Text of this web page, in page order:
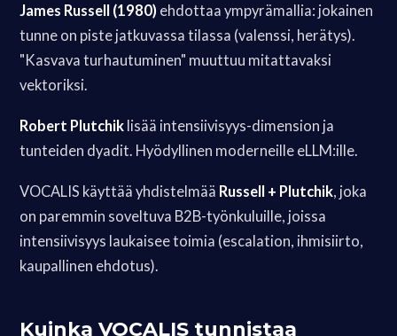
James Russell (1980) ehdottaa ympyrämallia: jokainen
tunne on piste jatkuvassa tilassa (valenssi, herätys).
"Kasvava turhautuminen" muuttuu mitattavaksi
vektoriksi.
Robert Plutchik lisää intensiivisyys-dimension ja
tunteiden dyadit. Hyödyllinen moderneille eLLM:ille.
VOCALIS käyttää yhdistelmää Russell + Plutchik, joka
on paremmin soveltuva B2B-työnkuluille, joissa
intensiivisyys laukaisee toimia (escalation, ihmisiirto,
kaupallinen ehdotus).
Kuinka VOCALIS tunnistaa